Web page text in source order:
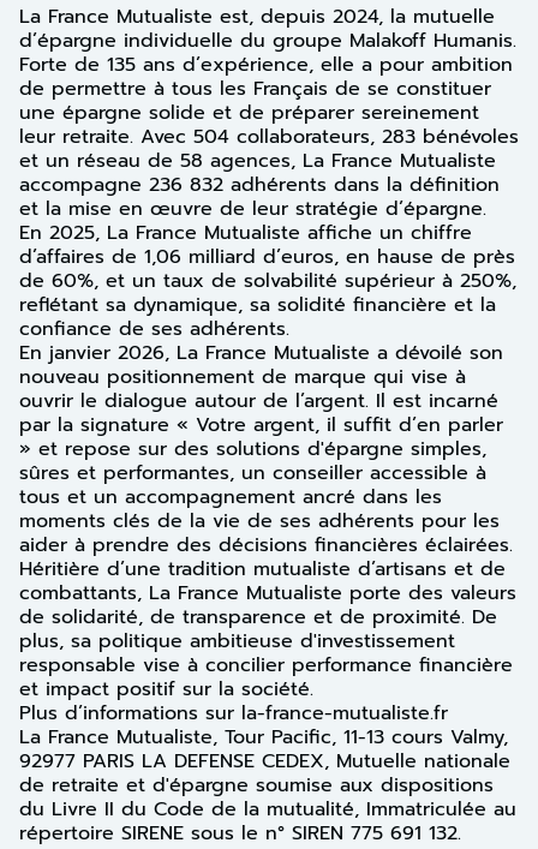
La France Mutualiste est, depuis 2024, la mutuelle
d’épargne individuelle du groupe Malakoff Humanis.
Forte de 135 ans d’expérience, elle a pour ambition
de permettre à tous les Français de se constituer
une épargne solide et de préparer sereinement
leur retraite. Avec 504 collaborateurs, 283 bénévoles
et un réseau de 58 agences, La France Mutualiste
accompagne 236 832 adhérents dans la définition
et la mise en œuvre de leur stratégie d’épargne.
En 2025, La France Mutualiste affiche un chiffre
d’affaires de 1,06 milliard d’euros, en hause de près
de 60%, et un taux de solvabilité supérieur à 250%,
reflétant sa dynamique, sa solidité financière et la
confiance de ses adhérents.
En janvier 2026, La France Mutualiste a dévoilé son
nouveau positionnement de marque qui vise à
ouvrir le dialogue autour de l’argent. Il est incarné
par la signature « Votre argent, il suffit d’en parler
» et repose sur des solutions d'épargne simples,
sûres et performantes, un conseiller accessible à
tous et un accompagnement ancré dans les
moments clés de la vie de ses adhérents pour les
aider à prendre des décisions financières éclairées.
Héritière d’une tradition mutualiste d’artisans et de
combattants, La France Mutualiste porte des valeurs
de solidarité, de transparence et de proximité. De
plus, sa politique ambitieuse d'investissement
responsable vise à concilier performance financière
et impact positif sur la société.
Plus d’informations sur la-france-mutualiste.fr
La France Mutualiste, Tour Pacific, 11-13 cours Valmy,
92977 PARIS LA DEFENSE CEDEX, Mutuelle nationale
de retraite et d'épargne soumise aux dispositions
du Livre II du Code de la mutualité, Immatriculée au
répertoire SIRENE sous le n° SIREN 775 691 132.